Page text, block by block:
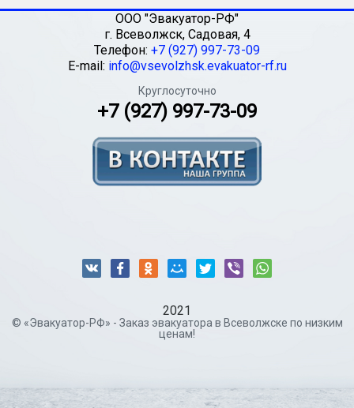
ООО "Эвакуатор-РФ"
г. Всеволжск, Садовая, 4
Телефон: +7 (927) 997-73-09
E-mail: info@vsevolzhsk.evakuator-rf.ru
Круглосуточно
+7 (927) 997-73-09
2021
© «Эвакуатор-РФ» - Заказ эвакуатора в Всеволжске по низким
ценам!